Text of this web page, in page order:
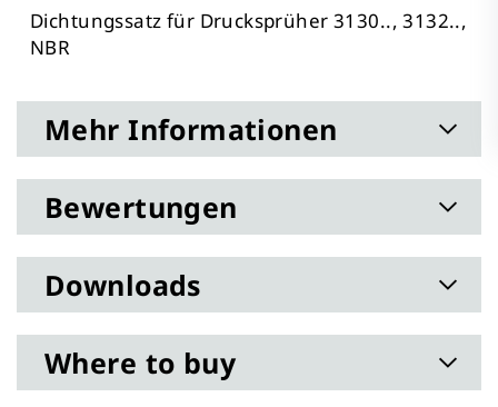
Dichtungssatz für Drucksprüher 3130.., 3132..,
NBR
Mehr Informationen
Bewertungen
Downloads
Where to buy